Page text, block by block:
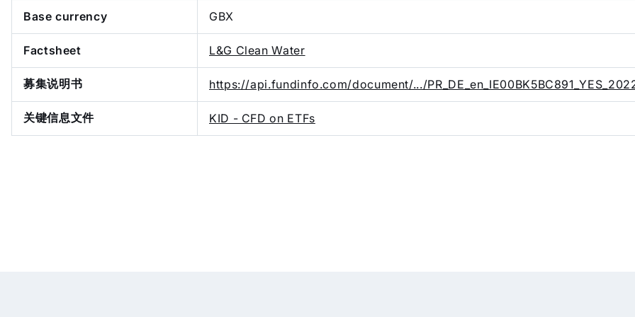
Base currency GBX
Factsheet L&G Clean Water
募集说明书 https://api.fundinfo.com/document/.../
关键信息文件 KID - CFD on ETFs